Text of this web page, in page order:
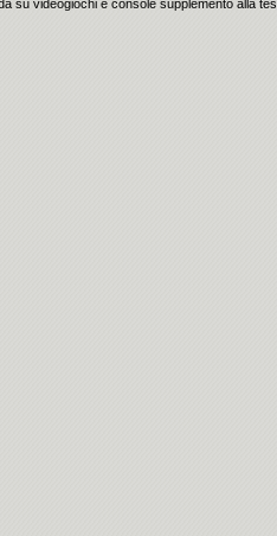
su videogiochi e console supplemento alla